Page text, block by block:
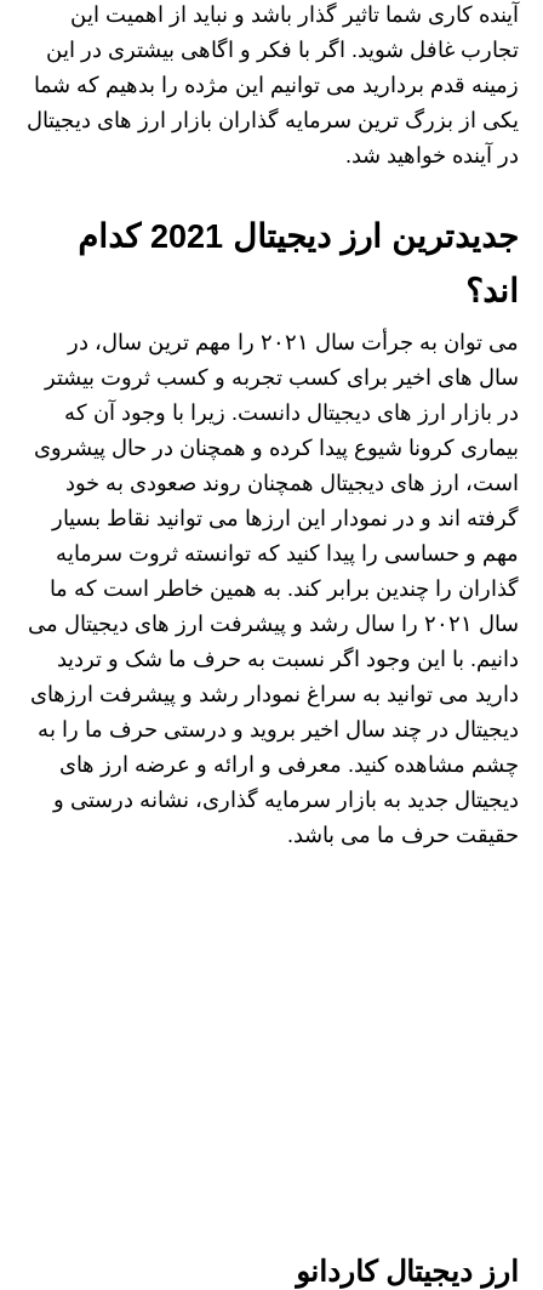
آینده کاری شما تاثیر گذار باشد و نباید از اهمیت این
تجارب غافل شوید. اگر با فکر و اگاهی بیشتری در این
زمینه قدم بردارید می‌ توانیم این مژده را بدهیم که شما
یکی از بزرگ ترین سرمایه‌ گذاران بازار ارز های دیجیتال
در آینده خواهید شد.
جدیدترین ارز دیجیتال 2021 کدام
اند؟
می توان به جرأت سال ۲۰۲۱ را مهم ترین سال، در
سال‌ های اخیر برای کسب تجربه و کسب ثروت بیشتر
در بازار ارز های دیجیتال دانست‌. زیرا با وجود آن که
بیماری کرونا شیوع پیدا کرده و همچنان در حال پیشروی
است، ارز های دیجیتال همچنان روند صعودی به خود
گرفته اند و در نمودار این ارزها می توانید نقاط بسیار
مهم و حساسی را پیدا کنید که توانسته ثروت سرمایه‌
گذاران را چندین برابر کند. به همین خاطر است که ما
سال ۲۰۲۱ را سال رشد و پیشرفت ارز های دیجیتال می‌
دانیم. با این وجود اگر نسبت به حرف ما شک و تردید
دارید می‌ توانید به سراغ نمودار رشد و پیشرفت ارزهای
دیجیتال در چند سال اخیر بروید و درستی حرف ما را به
چشم مشاهده کنید. معرفی و ارائه و عرضه ارز های
دیجیتال جدید به بازار سرمایه گذاری، نشانه درستی و
حقیقت حرف ما می باشد.
ارز دیجیتال کاردانو